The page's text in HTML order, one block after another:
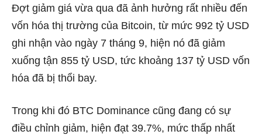
Đợt giảm giá vừa qua đã ảnh hưởng rất nhiều đến
vốn hóa thị trường của Bitcoin, từ mức 992 tỷ USD
ghi nhận vào ngày 7 tháng 9, hiện nó đã giảm
xuống tận 855 tỷ USD, tức khoảng 137 tỷ USD vốn
hóa đã bị thổi bay.
Trong khi đó BTC Dominance cũng đang có sự
điều chỉnh giảm, hiện đạt 39.7%, mức thấp nhất